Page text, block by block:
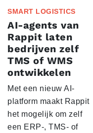
SMART LOGISTICS
AI-agents van
Rappit laten
bedrijven zelf
TMS of WMS
ontwikkelen
Met een nieuw AI-
platform maakt Rappit
het mogelijk om zelf
een ERP-, TMS- of